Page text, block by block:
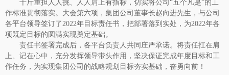
千斤重担人人挑、人人肩上有指标，切实将公司 “五个凡是”的工
作标准贯彻落实。大会第六项，集团公司董事长赵向进先生，与公司
各平台领导签订了2022年目标责任书，把部署落到实处，为2022年各
项既定目标的圆满实现奠定基础。
责任书签署完成后，各平台负责人共同庄严承诺。将责任扛在肩
上、记在心中，充分发挥领导带头作用，坚决保证完成年度目标和工
作任务，为实现集团公司的战略规划目标夯实基础，奋勇向前！